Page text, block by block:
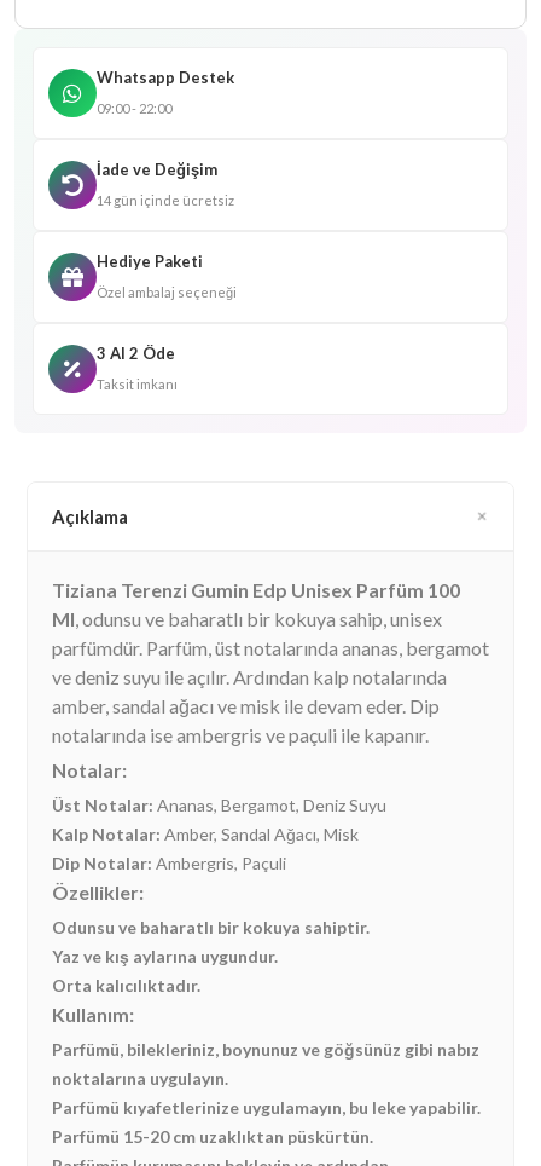
Whatsapp Destek
09:00 - 22:00
İade ve Değişim
14 gün içinde ücretsiz
Hediye Paketi
Özel ambalaj seçeneği
3 Al 2 Öde
Taksit imkanı
Açıklama
Tiziana Terenzi Gumin Edp Unisex Parfüm 100
Ml , odunsu ve baharatlı bir kokuya sahip, unisex
parfümdür. Parfüm, üst notalarında ananas, bergamot
ve deniz suyu ile açılır. Ardından kalp notalarında
amber, sandal ağacı ve misk ile devam eder. Dip
notalarında ise ambergris ve paçuli ile kapanır.
Notalar:
Üst Notalar: Ananas, Bergamot, Deniz Suyu
Kalp Notalar: Amber, Sandal Ağacı, Misk
Dip Notalar: Ambergris, Paçuli
Özellikler:
Odunsu ve baharatlı bir kokuya sahiptir.
Yaz ve kış aylarına uygundur.
Orta kalıcılıktadır.
Kullanım:
Parfümü, bilekleriniz, boynunuz ve göğsünüz gibi nabız
noktalarına uygulayın.
Parfümü kıyafetlerinize uygulamayın, bu leke yapabilir.
Parfümü 15-20 cm uzaklıktan püskürtün.